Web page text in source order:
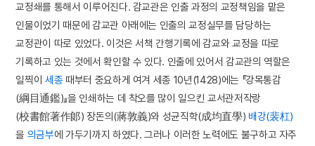
교정쇄를 통해서 이루어진다. 감교관은 인출 과정의 교정책임을 맡은
인물이었기 때문에 감교관 아래에는 인출의 교정실무를 담당하는
교정관이 따로 있었다. 이것은 서책 간행기록에 감교와 교정을 따로
기록하고 있는 것에서 확인할 수 있다. 인출에 있어서 감교관의 역할은
일찍이세종 때부터 중요하게 여겨 세종 10년(1428)에는 『강목통감
(綱目通鑑)』을 인쇄하는 데 착오를 많이 일으킨 교서관저작랑
(校書館著作郞) 장돈의(蔣敦義)와 성균직학(成均直學) 배강(裴杠)
을 의금부에 가두기까지 하였다. 그러나 이러한 노력에도 불구하고 자주